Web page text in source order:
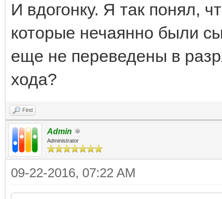
И вдогонку. Я так понял,
которые нечаянно были
еще не переведены в
хода?
Find
Admin
Administrator
09-22-2016, 07:22 AM